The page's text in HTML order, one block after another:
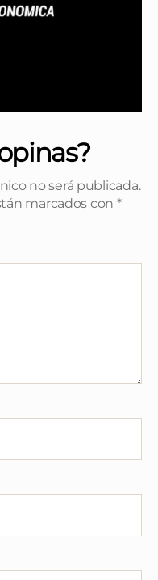
no será publicada.
marcados con *